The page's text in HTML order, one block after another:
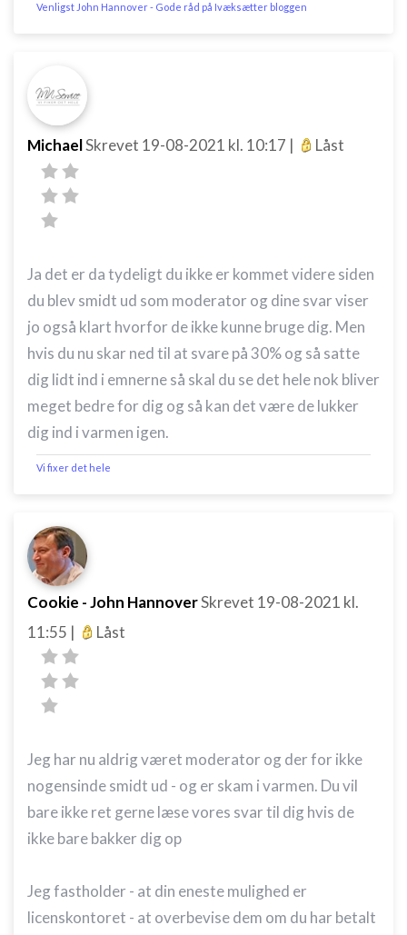
Venligst John Hannover - Gode råd på Ivæksætter bloggen
MichaelSkrevet 19-08-2021 kl. 10:17 | Låst
Ja det er da tydeligt du ikke er kommet videre siden
du blev smidt ud som moderator og dine svar viser
jo også klart hvorfor de ikke kunne bruge dig. Men
hvis du nu skar ned til at svare på 30% og så satte
dig lidt ind i emnerne så skal du se det hele nok bliver
meget bedre for dig og så kan det være de lukker
dig ind i varmen igen.
Vi fixer det hele
Cookie - John HannoverSkrevet 19-08-2021 kl.
11:55 | Låst
Jeg har nu aldrig været moderator og der for ikke
nogensinde smidt ud - og er skam i varmen. Du vil
bare ikke ret gerne læse vores svar til dig hvis de
ikke bare bakker dig op
Jeg fastholder - at din eneste mulighed er
licenskontoret - at overbevise dem om du har betalt